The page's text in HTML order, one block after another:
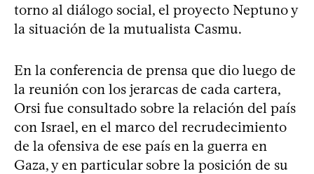
torno al diálogo social, el proyecto Neptuno y
la situación de la mutualista Casmu.
En la conferencia de prensa que dio luego de
la reunión con los jerarcas de cada cartera,
Orsi fue consultado sobre la relación del país
con Israel, en el marco del recrudecimiento
de la ofensiva de ese país en la guerra en
Gaza, y en particular sobre la posición de su